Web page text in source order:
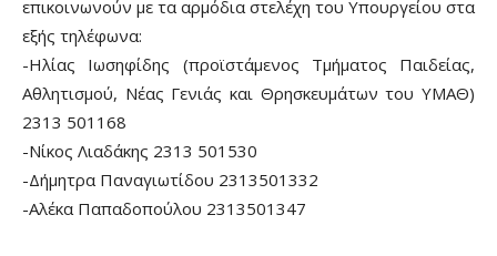
επικοινωνούν με τα αρμόδια στελέχη του Υπουργείου στα
εξής τηλέφωνα:
-Ηλίας Ιωσηφίδης (προϊστάμενος Τμήματος Παιδείας,
Αθλητισμού, Νέας Γενιάς και Θρησκευμάτων του ΥΜΑΘ)
2313 501168
-Νίκος Λιαδάκης 2313 501530
-Δήμητρα Παναγιωτίδου 2313501332
-Αλέκα Παπαδοπούλου 2313501347